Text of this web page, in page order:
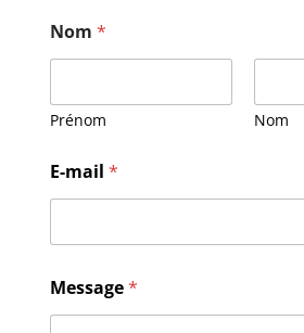
Nom *
Prénom Nom
o
m
-
a
i
l
E-mail *
Message*